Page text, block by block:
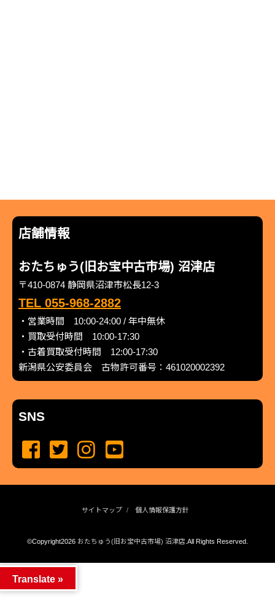
店舗情報
おたちゅう(旧お宝中古市場) 沼津店
〒410-0874 静岡県沼津市松長12-3
TEL 055-968-2882
・営業時間 10:00-24:00 / 年中無休
・買取受付時間 10:00-17:30
・古着買取受付時間 12:00-17:30
新潟県公安委員会 古物許可番号：461020002392
SNS
サイトマップ 個人情報保護方針
©Copyright2026 おたちゅう(旧お宝中古市場) 沼津店.All Rights Reserved.
Translate »